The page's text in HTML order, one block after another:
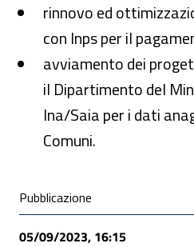
rinnovo ed
con Inps per il
avviamento dei
il Dipartimento del
Ina/Saia per i dati
Comuni.
Condivisione social
Pubblicazione
05/09/2023, 16:15